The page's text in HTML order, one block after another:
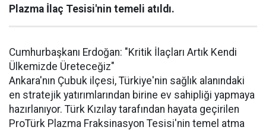
Plazma İlaç Tesisi'nin temeli atıldı.
Cumhurbaşkanı Erdoğan: "Kritik İlaçları Artık Kendi
Ülkemizde Üreteceğiz"
Ankara'nın Çubuk ilçesi, Türkiye'nin sağlık alanındaki
en stratejik yatırımlarından birine ev sahipliği yapmaya
hazırlanıyor. Türk Kızılay tarafından hayata geçirilen
ProTürk Plazma Fraksinasyon Tesisi'nin temel atma